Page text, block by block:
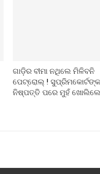
ଗାଡ଼ିର ବୀମା ନଥିଲେ ମିଳିବନି
ପେଟ୍ରୋଲ୍ !
ନିଷ୍ପତ୍ତି ପରେ ମୁହଁ